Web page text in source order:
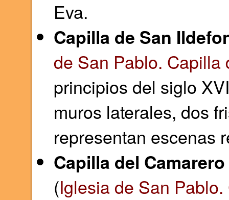
Eva.
Capilla de San
de San Pablo. Capilla
principios del siglo
muros laterales, dos
representan escenas
Capilla del
(Iglesia de San